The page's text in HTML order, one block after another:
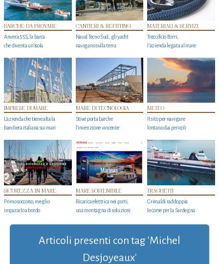
BARCHE DA PROVARE
Anvera 55S, la barca
che diventa un'isola
CANTIERI & REFITTING
Naval Tecno Sud, gli yacht
navigano sulla terra
MATERIALI & SERVIZI
Treccificio Borri,
l'azienda legata al mare
IMPRESE DI MARE
L'azienda che tiene alta la
bandiera italiana sui mari
MARE DI TECNOLOGIA
Stive porta barche
l'invenzione vincente
METEO
Il sito per navigare
lontano dai pericoli
SICUREZZA IN MARE
Primo soccorso, meglio
impararlo a bordo
MARE SOSTENIBILE
Ricarica elettrica nei porti,
una montagna di soluzioni
TRAGHETTI
Grimaldi raddoppia
le corse per la Sardegna
Articoli presenti con tag 'Michel
Desjoyeaux'